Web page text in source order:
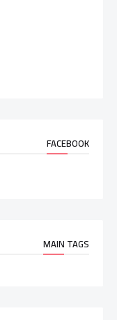
FACEBOOK
MAIN TAGS